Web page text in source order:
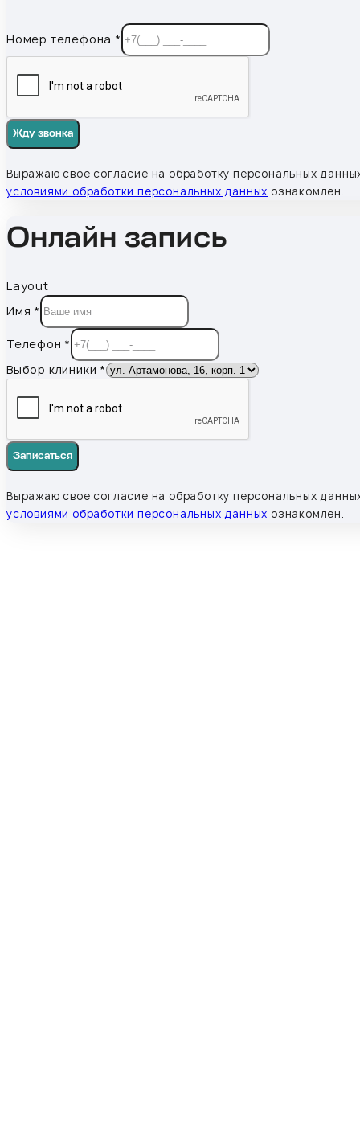
Номер телефона *
Жду звонка
Выражаю свое согласие на обработку персональных
условиями обработки персональных данных ознакомлен.
Онлайн запись
Layout
Имя *
Телефон *
Выбор клиники *
Записаться
Выражаю свое согласие на обработку персональных
условиями обработки персональных данных ознакомлен.